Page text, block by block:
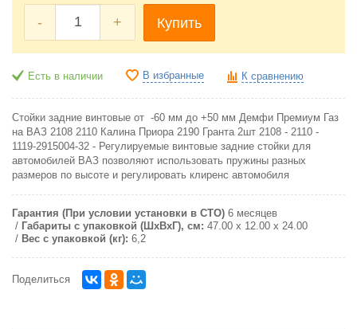
- + Купить
Есть в наличии В избранные К сравнению
Стойки задние винтовые от -60 мм до +50 мм Демфи Премиум Газ
на ВАЗ 2108 2110 Калина Приора 2190 Гранта 2шт 2108 - 2110 -
1119-2915004-32 - Регулируемые винтовые задние стойки для
автомобилей ВАЗ позволяют использовать пружины разных
размеров по высоте и регулировать клиренс автомобиля
Гарантия (При условии установки в СТО) 6 месяцев
Габариты с упаковкой (ШxВxГ), см: 47.00 x 12.00 x 24.00
Вес с упаковкой (кг): 6,2
Поделиться